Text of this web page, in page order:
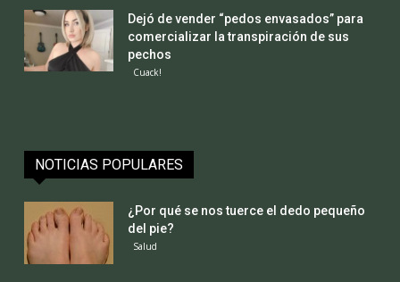
Dejó de vender “pedos envasados” para
comercializar la transpiración de sus
pechos
Cuack!
NOTICIAS POPULARES
¿Por qué se nos tuerce el dedo pequeño
del pie?
Salud